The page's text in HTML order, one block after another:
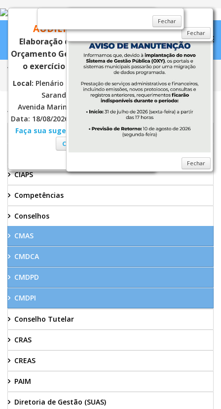
Você está aqui:Página Principal Conselhos
CMAS
Portarias
2024
ASSISTENCIA SOCIAL
Bolsa Família
Cadastro Único
CIAPS
Competências
Conselhos
CMAS
CMDCA
CMDPD
CMDPI
Conselho Tutelar
CRAS
CREAS
PAIM
Diretoria de Gestão (SUAS)
AUDIÊNCIA PÚBLICA
Elaboração do Projeto de Lei do
Orçamento Geral do Município para
o exercício financeiro de 2027.
Local: Plenário da Câmara Municipal de
Sarandi
[LOCALIZAÇÃO]
Avenida Maringá, n.º 660 - Jd. Europa
Data: 18/08/2026 (terça-feira) às 14:00hs.
Faça sua sugestão para o PLOA 2027.
Clique aqui!
Fechar
Fechar
Fechar